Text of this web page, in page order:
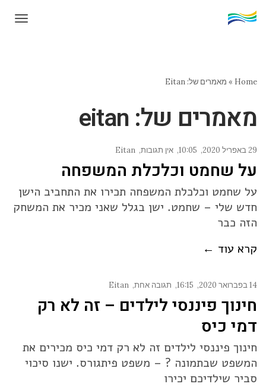
Home
» מאמרים של: Eitan
מאמרים של: eitan
29 באפריל 2020 10:05 אין תגובות Eitan
על שחמט וכלכלת המשפחה
על שחמט וכלכלת המשפחה תכירו את התחביב הישן
חדש שלי – שחמט. ישן בגלל שאני מכיר את המשחק
הזה כבר
קרא עוד ←
14 בפברואר 2020 16:15 תגובה אחת Eitan
חינוך פיננסי לילדים – זה לא רק
דמי כיס
חינוך פיננסי לילדים זה לא רק דמי כיס מכירים את
המשפט שבתמונה ? – משפט פיתגורס. ישנו סיכוי
סביר שילדיכם יכירו